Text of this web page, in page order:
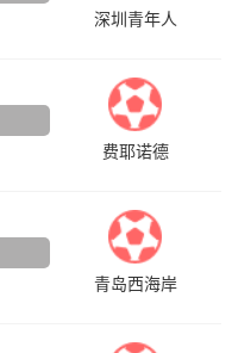
深圳青年人
费耶诺德
青岛西海岸